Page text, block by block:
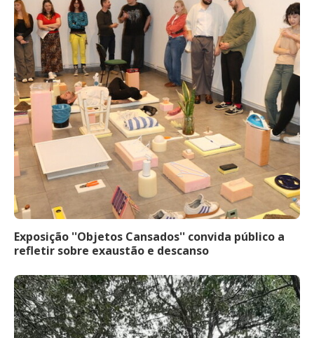
Exposição ''Objetos Cansados'' convida público a
refletir sobre exaustão e descanso